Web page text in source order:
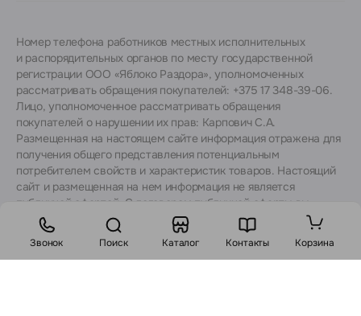
Номер телефона работников местных исполнительных
и распорядительных органов по месту государственной
регистрации ООО «Яблоко Раздора», уполномоченных
рассматривать обращения покупателей: +375 17 348-39-06.
Лицо, уполномоченное рассматривать обращения
покупателей о нарушении их прав: Карпович С.А.
Размещенная на настоящем сайте информация отражена для
получения общего представления потенциальным
потребителем свойств и характеристик товаров. Настоящий
сайт и размещенная на нем информация не является
публичной офертой. С договором публичной оферты вы
можете ознакомиться
. Все существенные условия
договора купли-продажи утверждаются после согласования
с консультантами.
Звонок Поиск Каталог Контакты Корзина